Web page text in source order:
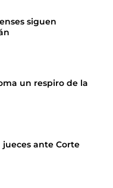
siguen
un respiro de la
jueces ante Corte